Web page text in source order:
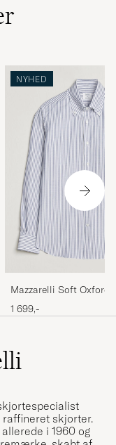
NYHED
Mazzarelli Soft Oxford
Down Shirt Blue Stripe
1 699,-
skjorter.
i 1960 og